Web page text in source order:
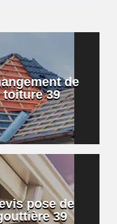
de
toiture 39
pose de
39